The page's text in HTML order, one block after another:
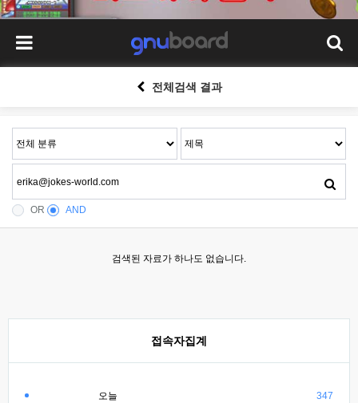
전체검색 결과
OR AND
검색된 자료가 하나도 없습니다.
접속자집계
오늘 347